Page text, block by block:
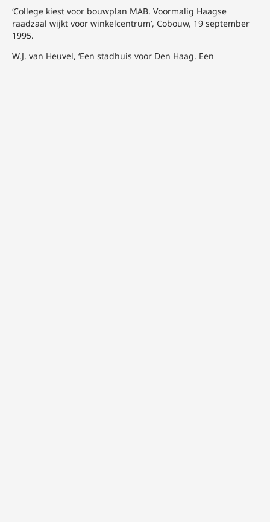
‘College kiest voor bouwplan MAB. Voormalig Haagse
raadzaal wijkt voor winkelcentrum’, Cobouw, 19 september
1995.
W.J. van Heuvel, ‘Een stadhuis voor Den Haag. Een
geschiedenis met eindeloze reprises’, Architectuur bouwen